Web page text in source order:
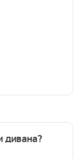
дивана?